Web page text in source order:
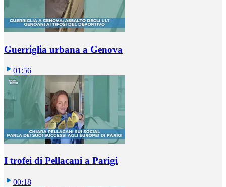
Guerriglia urbana a Genova
01:56
I trofei di Pellacani a Parigi
00:18